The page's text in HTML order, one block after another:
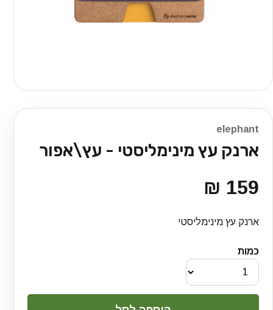
elephant
ארנק עץ מינימליסטי - עץ\אפור
159 ₪
ארנק עץ מינימליסטי
כמות